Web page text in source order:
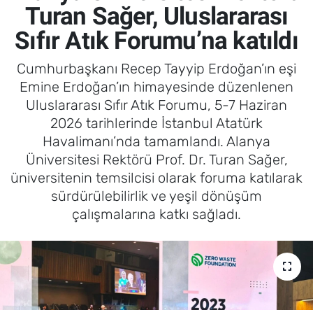
Turan Sağer, Uluslararası
Sıfır Atık Forumu’na katıldı
Cumhurbaşkanı Recep Tayyip Erdoğan’ın eşi
Emine Erdoğan’ın himayesinde düzenlenen
Uluslararası Sıfır Atık Forumu, 5-7 Haziran
2026 tarihlerinde İstanbul Atatürk
Havalimanı’nda tamamlandı. Alanya
Üniversitesi Rektörü Prof. Dr. Turan Sağer,
üniversitenin temsilcisi olarak foruma katılarak
sürdürülebilirlik ve yeşil dönüşüm
çalışmalarına katkı sağladı.